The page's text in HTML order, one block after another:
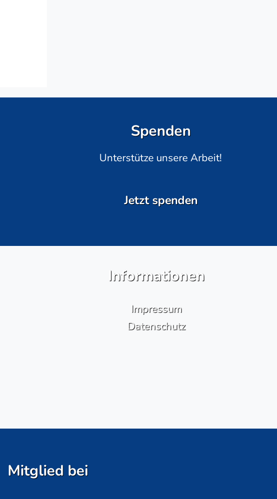
Spenden
Unterstütze unsere Arbeit!
Jetzt spenden
Informationen
Impressum
Datenschutz
Mitglied bei